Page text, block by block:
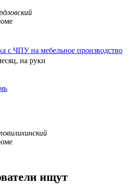
с ЧПУ на мебельное производство
на руки
ищут